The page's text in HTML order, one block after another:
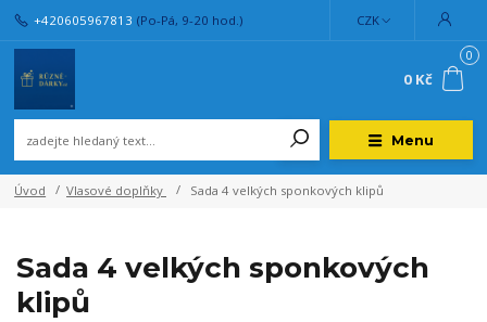
Menu
CZK
+420605967813 (Po-Pá, 9-20 hod.)
0
0 Kč
Úvod Vlasové doplňky Sada 4 velkých sponkových klipů
Sada 4 velkých sponkových
klipů